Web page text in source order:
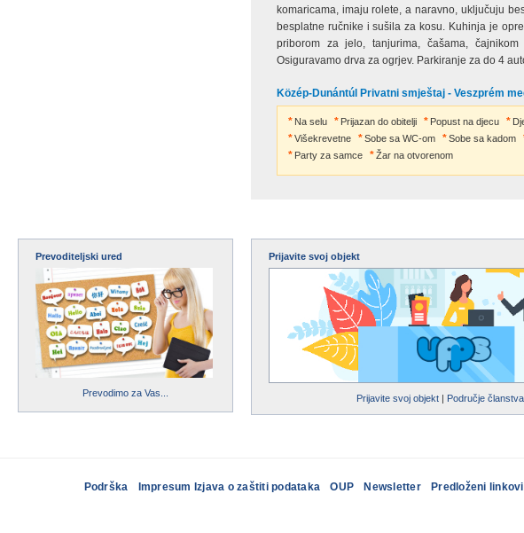
komaricama, imaju rolete, a naravno, uključuju
besplatne ručnike i sušila za kosu. Kuhinja je
priborom za jelo, tanjurima, čašama,
Osiguravamo drva za ogrjev. Parkiranje za do 4
Közép-Dunántúl Privatni smještaj - Veszprém
Na selu Prijazan do obitelji Popust na djecu
Višekrevetne
Sobe sa WC-om Sobe sa kadom
Party za samce
Žar na otvorenom
Prevoditeljski ured
Prevodimo za Vas...
Prijavite svoj objekt
Prijavite svoj objekt| Područje članstva
Podrška Impresum Izjava o zaštiti podataka OUP Newsletter Predloženi linkovi